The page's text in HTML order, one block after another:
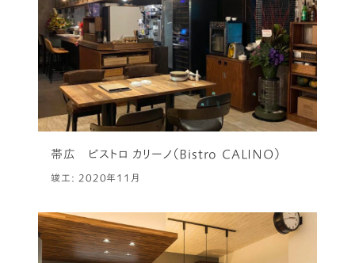
帯広 ビストロ カリーノ（Bistro CALINO）
竣工: 2020年11月